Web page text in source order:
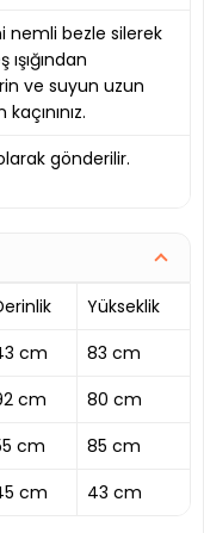
nemli bezle silerek
ve suyun uzun
gönderilir.
Yükseklik
cm
83 cm
cm
80 cm
cm
85 cm
cm 43 cm